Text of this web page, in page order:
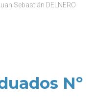
Sebastián DELNERO
Nº